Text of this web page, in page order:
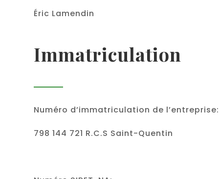
Éric Lamendin
Immatriculation
Numéro d’immatriculation de l’entreprise:
798 144 721 R.C.S Saint-Quentin